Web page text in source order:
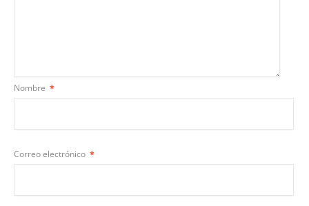
Nombre *
Correo electrónico *